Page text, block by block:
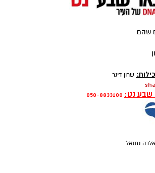
שהם
שרון דינר
שבע נט: 050-8833100
נתנאל